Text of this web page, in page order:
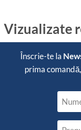
Vizualizate
Înscrie-te la
prima